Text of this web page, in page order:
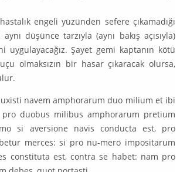
engeli yüzünden sefere çıkamadığı
düşünce tarzıyla (aynı bakış açısıyla)
uygulayacağız. Şayet gemi kaptanın kötü
olmaksızın bir hasar çıkaracak olursa,
navem amphorarum duo milium et ibi
duobus milibus amphorarum pretium
si aversione navis conducta est, pro
merces: si pro nu-mero impositarum
constituta est, contra se habet: nam pro